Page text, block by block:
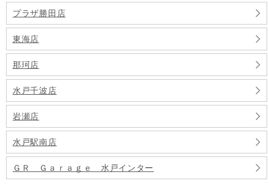
プラザ勝田店
東海店
那珂店
水戸千波店
岩瀬店
水戸駅南店
ＧＲ Ｇａｒａｇｅ 水戸インター